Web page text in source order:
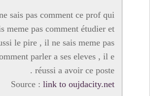
sais pas comment ce prof qui
meme pas comment étudier et
le pire , il ne sais meme pas
parler a ses eleves , il e
réussi a avoir ce poste .
Source : link to oujdacity.net